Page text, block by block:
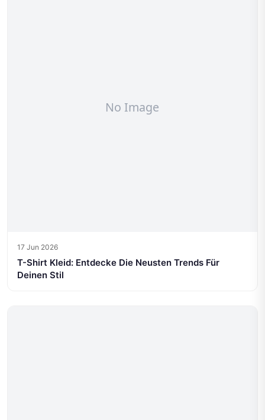
17 Jun 2026
T-Shirt Kleid: Entdecke Die Neusten Trends Für
Deinen Stil